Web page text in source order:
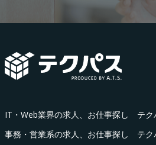
IT・Web業界の求人、お仕事探し テク
事務・営業系の求人、お仕事探し テク